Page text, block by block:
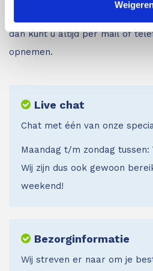
dan kunt u altijd per mail of
opnemen.
Live chat
Chat met één van onze
Maandag t/m zondag tussen:
Wij zijn dus ook gewoon
weekend!
Bezorginformatie
Wij streven er naar om je